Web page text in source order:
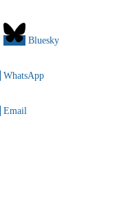
Bluesky
WhatsApp
Email